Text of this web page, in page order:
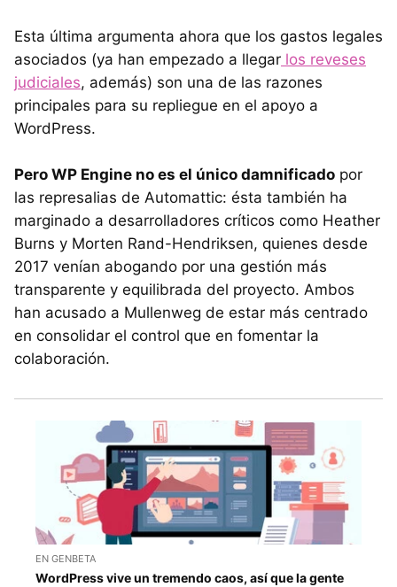
Esta última argumenta ahora que los gastos legales
asociados (ya han empezado a llegar los reveses
judiciales, además) son una de las razones
principales para su repliegue en el apoyo a
WordPress.
Pero WP Engine no es el único damnificado por
las represalias de Automattic: ésta también ha
marginado a desarrolladores críticos como Heather
Burns y Morten Rand-Hendriksen, quienes desde
2017 venían abogando por una gestión más
transparente y equilibrada del proyecto. Ambos
han acusado a Mullenweg de estar más centrado
en consolidar el control que en fomentar la
colaboración.
EN GENBETA
WordPress vive un tremendo caos, así que la gente